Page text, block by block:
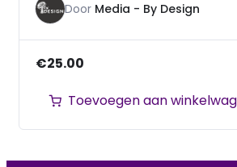
Door Media - By Design
€25.00
Toevoegen aan